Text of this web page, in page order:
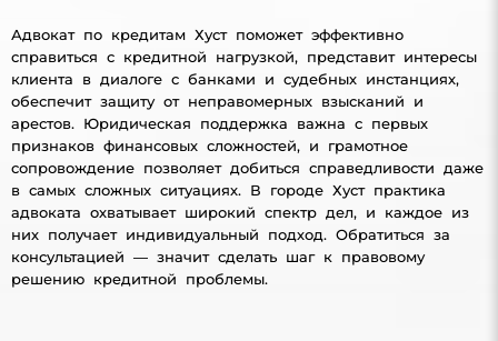
Адвокат по кредитам Хуст поможет эффективно
справиться с кредитной нагрузкой, представит интересы
клиента в диалоге с банками и судебных инстанциях,
обеспечит защиту от неправомерных взысканий и
арестов. Юридическая поддержка важна с первых
признаков финансовых сложностей, и грамотное
сопровождение позволяет добиться справедливости даже
в самых сложных ситуациях. В городе Хуст практика
адвоката охватывает широкий спектр дел, и каждое из
них получает индивидуальный подход. Обратиться за
консультацией — значит сделать шаг к правовому
решению кредитной проблемы.